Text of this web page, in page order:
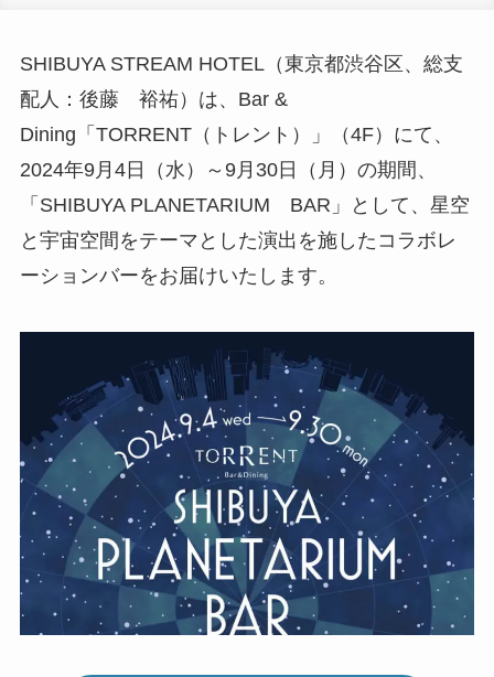
SHIBUYA STREAM HOTEL（東京都渋谷区、総支
配人：後藤 裕祐）は、Bar &
Dining「TORRENT（トレント）」（4F）にて、
2024年9月4日（水）～9月30日（月）の期間、
「SHIBUYA PLANETARIUM BAR」として、星空
と宇宙空間をテーマとした演出を施したコラボレ
ーションバーをお届けいたします。